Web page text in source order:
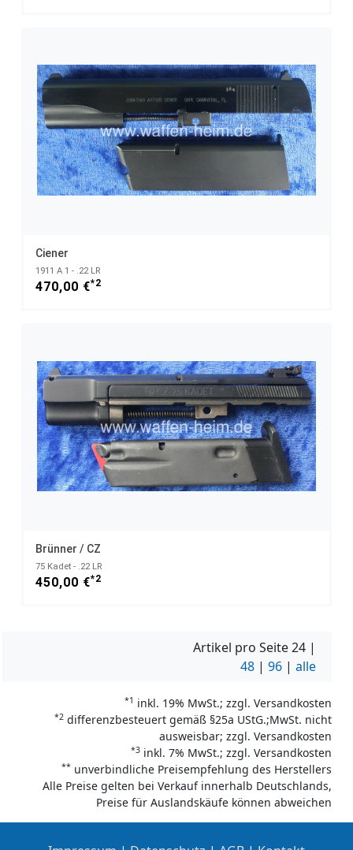
Ciener
1911 A 1 - .22 LR
470,00 €*2
Brünner / CZ
75 Kadet - .22 LR
450,00 €*2
Artikel pro Seite24 |
48 | 96 | alle
*1 inkl. 19% MwSt.; zzgl. Versandkosten
*2 differenzbesteuert gemäß §25a UStG.;MwSt. nicht
ausweisbar; zzgl. Versandkosten
*3 inkl. 7% MwSt.; zzgl. Versandkosten
** unverbindliche Preisempfehlung des Herstellers
Alle Preise gelten bei Verkauf innerhalb Deutschlands,
Preise für Auslandskäufe können abweichen